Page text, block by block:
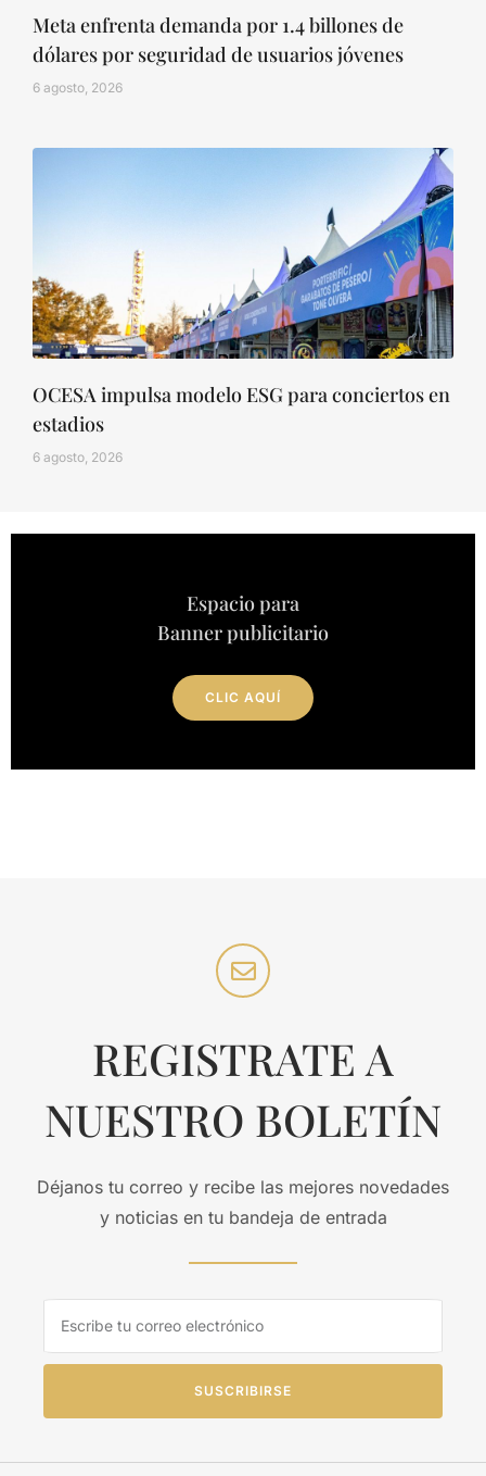
Meta enfrenta demanda por 1.4 billones de
dólares por seguridad de usuarios jóvenes
6 agosto, 2026
OCESA impulsa modelo ESG para conciertos en
estadios
6 agosto, 2026
Espacio para
Banner publicitario
CLIC AQUÍ
REGISTRATE A
NUESTRO BOLETÍN
Déjanos tu correo y recibe las mejores novedades
y noticias en tu bandeja de entrada
SUSCRIBIRSE